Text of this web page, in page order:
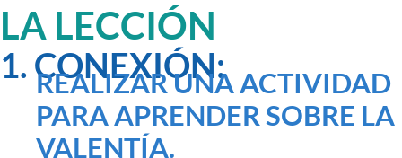
LA LECCIÓN
1. CONEXIÓN:
REALIZAR UNA ACTIVIDAD
PARA APRENDER SOBRE LA
VALENTÍA.